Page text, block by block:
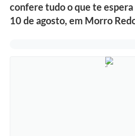
Contato
Contas Públicas
confere tudo o que te
10 de agosto, em Morro